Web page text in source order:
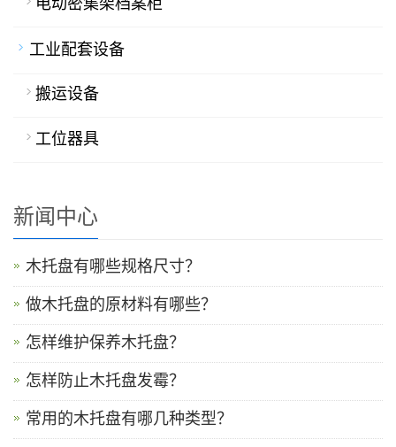
工业配套设备
搬运设备
工位器具
新闻中心
木托盘有哪些规格尺寸？
做木托盘的原材料有哪些？
怎样维护保养木托盘？
怎样防止木托盘发霉？
常用的木托盘有哪几种类型？